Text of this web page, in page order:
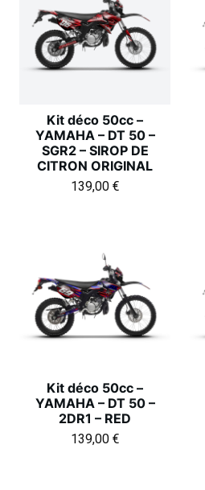
Kit déco 50cc –
YAMAHA – DT 50 –
SGR2 – SIROP DE
CITRON ORIGINAL
139,00 €
Kit déco 50cc –
YAMAHA – DT 50 –
2DR1 – RED
139,00 €